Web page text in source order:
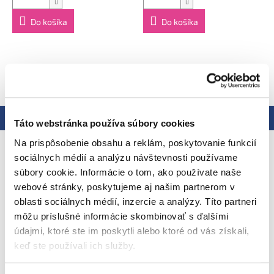
Táto webstránka používa súbory cookies
Na prispôsobenie obsahu a reklám, poskytovanie funkcií
sociálnych médií a analýzu návštevnosti používame
súbory cookie. Informácie o tom, ako používate naše
webové stránky, poskytujeme aj našim partnerom v
oblasti sociálnych médií, inzercie a analýzy. Títo partneri
môžu príslušné informácie skombinovať s ďalšími
údajmi, ktoré ste im poskytli alebo ktoré od vás získali,
keď ste používali ich služby.
Do košíka Do košíka
ZOBRAZIŤ VŠETKY SÚVISIACE PRODUKTY
Popis Podobné (4) Hodnotenie
Podrobný popis
Rozvíjajte jemnú detskú motoriku
Hravo a s chuťou
Pre ľahšie začiatky